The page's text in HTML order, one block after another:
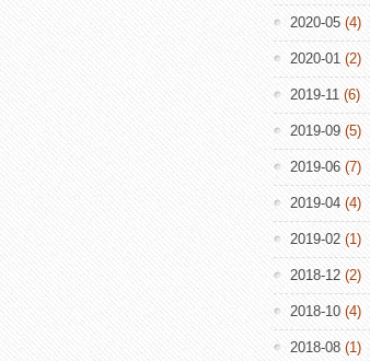
2020-05 (4)
2020-01 (2)
2019-11 (6)
2019-09 (5)
2019-06 (7)
2019-04 (4)
2019-02 (1)
2018-12 (2)
2018-10 (4)
2018-08 (1)